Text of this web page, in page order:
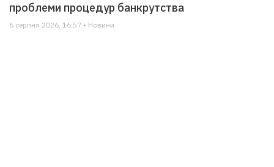
проблеми процедур банкрутства
6 серпня 2026, 16:57 • Новини